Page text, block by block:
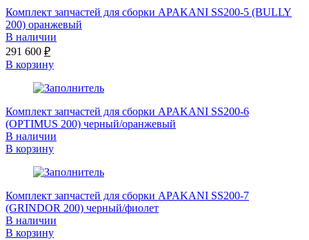
Комплект запчастей для сборки APAKANI SS200-5 (BULLY
200) оранжевый
В наличии
291 600 ₽
В корзину
Комплект запчастей для сборки APAKANI SS200-6
(OPTIMUS 200) черный/оранжевый
В наличии
В корзину
Комплект запчастей для сборки APAKANI SS200-7
(GRINDOR 200) черный/фиолет
В наличии
В корзину